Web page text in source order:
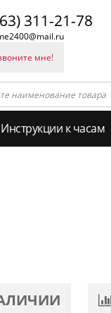
311-21-78
мне!
Инструкции к часам